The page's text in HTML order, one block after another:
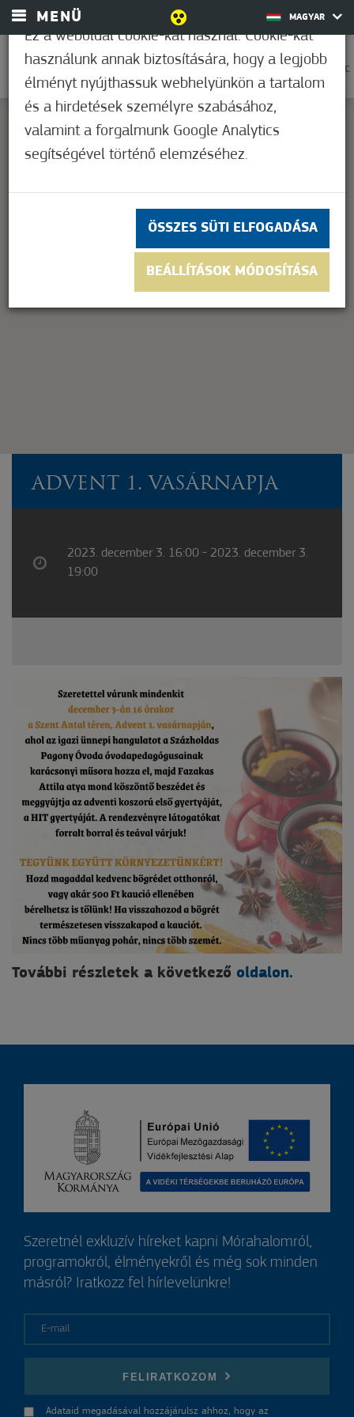
MENÜ MAGYAR
0
33,9°C
This page can't load Google Maps correctly.
Do you own this website? OK
ADVENT 1. VASÁRNAPJA
2023. december 3. 16:00 - 2023. december 3.
19:00
További részletek a következő oldalon.
Ez a weboldal cookie-kat használ. Cookie-kat
használunk annak biztosítására, hogy a legjobb
élményt nyújthassuk webhelyünkön a tartalom
és a hirdetések személyre szabásához,
valamint a forgalmunk Google Analytics
segítségével történő elemzéséhez.
ÖSSZES SÜTI ELFOGADÁSA
BEÁLLÍTÁSOK MÓDOSÍTÁSA
Szeretnél exkluzív híreket kapni Mórahalomról,
programokról, élményekről és még sok minden
másról? Iratkozz fel hírlevelünkre!
FELIRATKOZOM
Adataid megadásával hozzájárulsz ahhoz, hogy az